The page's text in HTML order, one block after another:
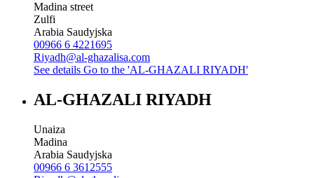
Madina street
Zulfi
Arabia Saudyjska
00966 6 4221695
Riyadh@al-ghazalisa.com
See details Go to the 'AL-GHAZALI RIYADH'
AL-GHAZALI RIYADH
Unaiza
Madina
Arabia Saudyjska
00966 6 3612555